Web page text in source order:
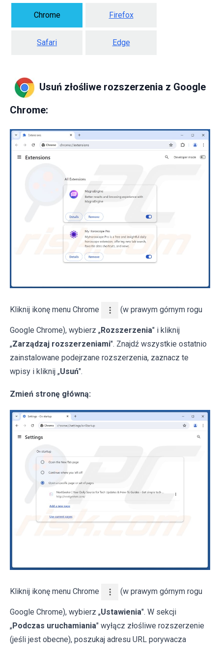
Chrome Firefox
Safari Edge
Usuń złośliwe rozszerzenia z Google
Chrome:
Kliknij ikonę menu Chrome (w prawym górnym rogu
Google Chrome), wybierz „Rozszerzenia" i kliknij
„Zarządzaj rozszerzeniami". Znajdź wszystkie ostatnio
zainstalowane podejrzane rozszerzenia, zaznacz te
wpisy i kliknij „Usuń".
Zmień stronę główną:
Kliknij ikonę menu Chrome (w prawym górnym rogu
Google Chrome), wybierz „Ustawienia". W sekcji
„Podczas uruchamiania" wyłącz złośliwe rozszerzenie
(jeśli jest obecne), poszukaj adresu URL porywacza